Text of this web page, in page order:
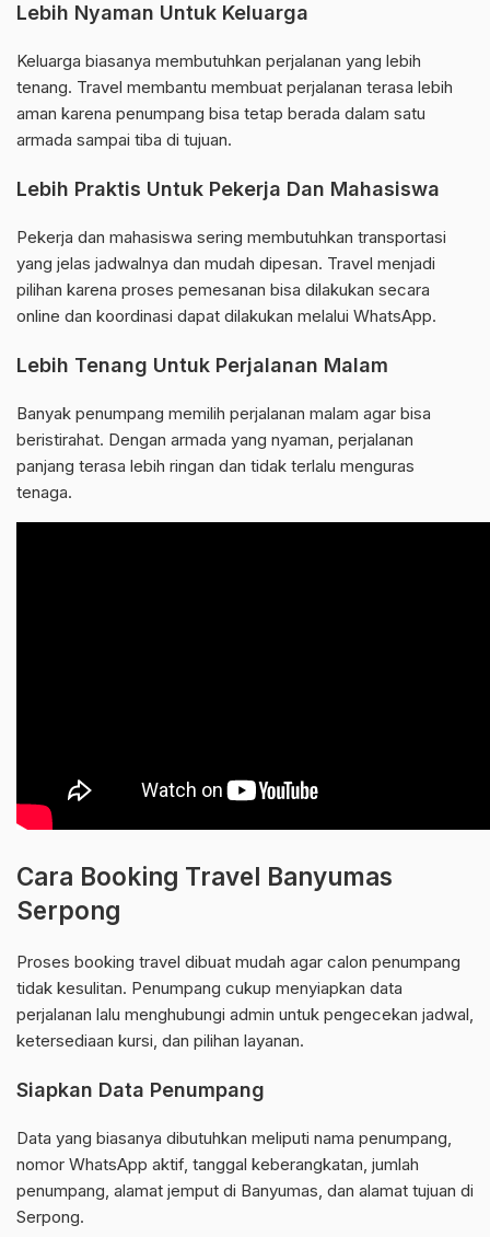
Lebih Nyaman Untuk Keluarga
Keluarga biasanya membutuhkan perjalanan yang lebih
tenang. Travel membantu membuat perjalanan terasa lebih
aman karena penumpang bisa tetap berada dalam satu
armada sampai tiba di tujuan.
Lebih Praktis Untuk Pekerja Dan Mahasiswa
Pekerja dan mahasiswa sering membutuhkan transportasi
yang jelas jadwalnya dan mudah dipesan. Travel menjadi
pilihan karena proses pemesanan bisa dilakukan secara
online dan koordinasi dapat dilakukan melalui WhatsApp.
Lebih Tenang Untuk Perjalanan Malam
Banyak penumpang memilih perjalanan malam agar bisa
beristirahat. Dengan armada yang nyaman, perjalanan
panjang terasa lebih ringan dan tidak terlalu menguras
tenaga.
Cara Booking Travel Banyumas
Serpong
Proses booking travel dibuat mudah agar calon penumpang
tidak kesulitan. Penumpang cukup menyiapkan data
perjalanan lalu menghubungi admin untuk pengecekan jadwal,
ketersediaan kursi, dan pilihan layanan.
Siapkan Data Penumpang
Data yang biasanya dibutuhkan meliputi nama penumpang,
nomor WhatsApp aktif, tanggal keberangkatan, jumlah
penumpang, alamat jemput di Banyumas, dan alamat tujuan di
Serpong.